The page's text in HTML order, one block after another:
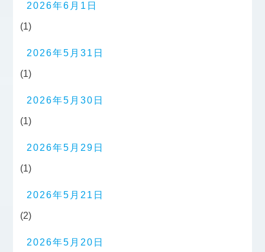
2026年6月1日
(1)
2026年5月31日
(1)
2026年5月30日
(1)
2026年5月29日
(1)
2026年5月21日
(2)
2026年5月20日